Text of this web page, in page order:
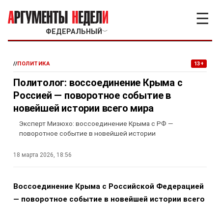
ФЕДЕРАЛЬНЫЙ ﹀
☰
//ПОЛИТИКА 13+
Политолог: воссоединение Крыма с
Россией — поворотное событие в
новейшей истории всего мира
Эксперт Мизюхо: воссоединение Крыма с РФ —
поворотное событие в новейшей истории
18 марта 2026, 18:56
Воссоединение Крыма с Российской Федерацией
— поворотное событие в новейшей истории всего